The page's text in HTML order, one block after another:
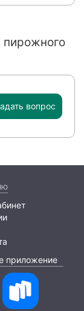
пирожного
вопрос
приложение